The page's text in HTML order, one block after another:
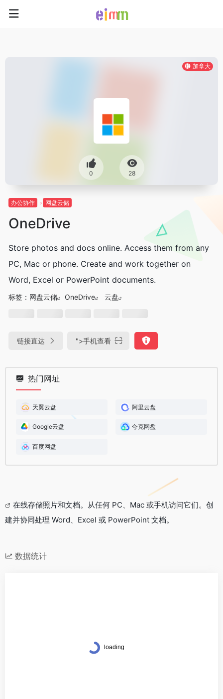
加拿大
0 28
办公协作 网盘云储
OneDrive
Store photos and docs online. Access them from any
PC, Mac or phone. Create and work together on
Word, Excel or PowerPoint documents.
标签： 网盘云储 OneDrive 云盘
链接直达 ">手机查看
热门网址
天翼云盘 阿里云盘
Google云盘 夸克网盘
百度网盘
在线存储照片和文档。从任何 PC、Mac 或手机访问它们。创
建并协同处理 Word、Excel 或 PowerPoint 文档。
数据统计